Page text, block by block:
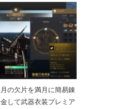
月の欠片を満月に簡易錬
金して武器衣装プレミア